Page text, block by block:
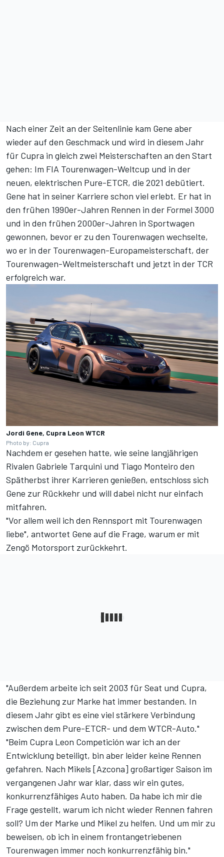
Nach einer Zeit an der Seitenlinie kam Gene aber
wieder auf den Geschmack und wird in diesem Jahr
für Cupra in gleich zwei Meisterschaften an den Start
gehen: Im FIA Tourenwagen-Weltcup und in der
neuen, elektrischen Pure-ETCR, die 2021 debütiert.
Gene hat in seiner Karriere schon viel erlebt. Er hat in
den frühen 1990er-Jahren Rennen in der Formel 3000
und in den frühen 2000er-Jahren in Sportwagen
gewonnen, bevor er zu den Tourenwagen wechselte,
wo er in der Tourenwagen-Europameisterschaft, der
Tourenwagen-Weltmeisterschaft und jetzt in der TCR
erfolgreich war.
Jordi Gene, Cupra Leon WTCR
Photo by: Cupra
Nachdem er gesehen hatte, wie seine langjährigen
Rivalen Gabriele Tarquini und Tiago Monteiro den
Spätherbst ihrer Karrieren genießen, entschloss sich
Gene zur Rückkehr und will dabei nicht nur einfach
mitfahren.
"Vor allem weil ich den Rennsport mit Tourenwagen
liebe", antwortet Gene auf die Frage, warum er mit
Zengö Motorsport zurückkehrt.
"Außerdem arbeite ich seit 2003 für Seat und Cupra,
die Beziehung zur Marke hat immer bestanden. In
diesem Jahr gibt es eine viel stärkere Verbindung
zwischen dem Pure-ETCR- und dem WTCR-Auto."
"Beim Cupra Leon Competición war ich an der
Entwicklung beteiligt, bin aber leider keine Rennen
gefahren. Nach Mikels [Azcona] großartiger Saison im
vergangenen Jahr war klar, dass wir ein gutes,
konkurrenzfähiges Auto haben. Da habe ich mir die
Frage gestellt, warum ich nicht wieder Rennen fahren
soll? Um der Marke und Mikel zu helfen. Und um mir zu
beweisen, ob ich in einem frontangetriebenen
Tourenwagen immer noch konkurrenzfähig bin."